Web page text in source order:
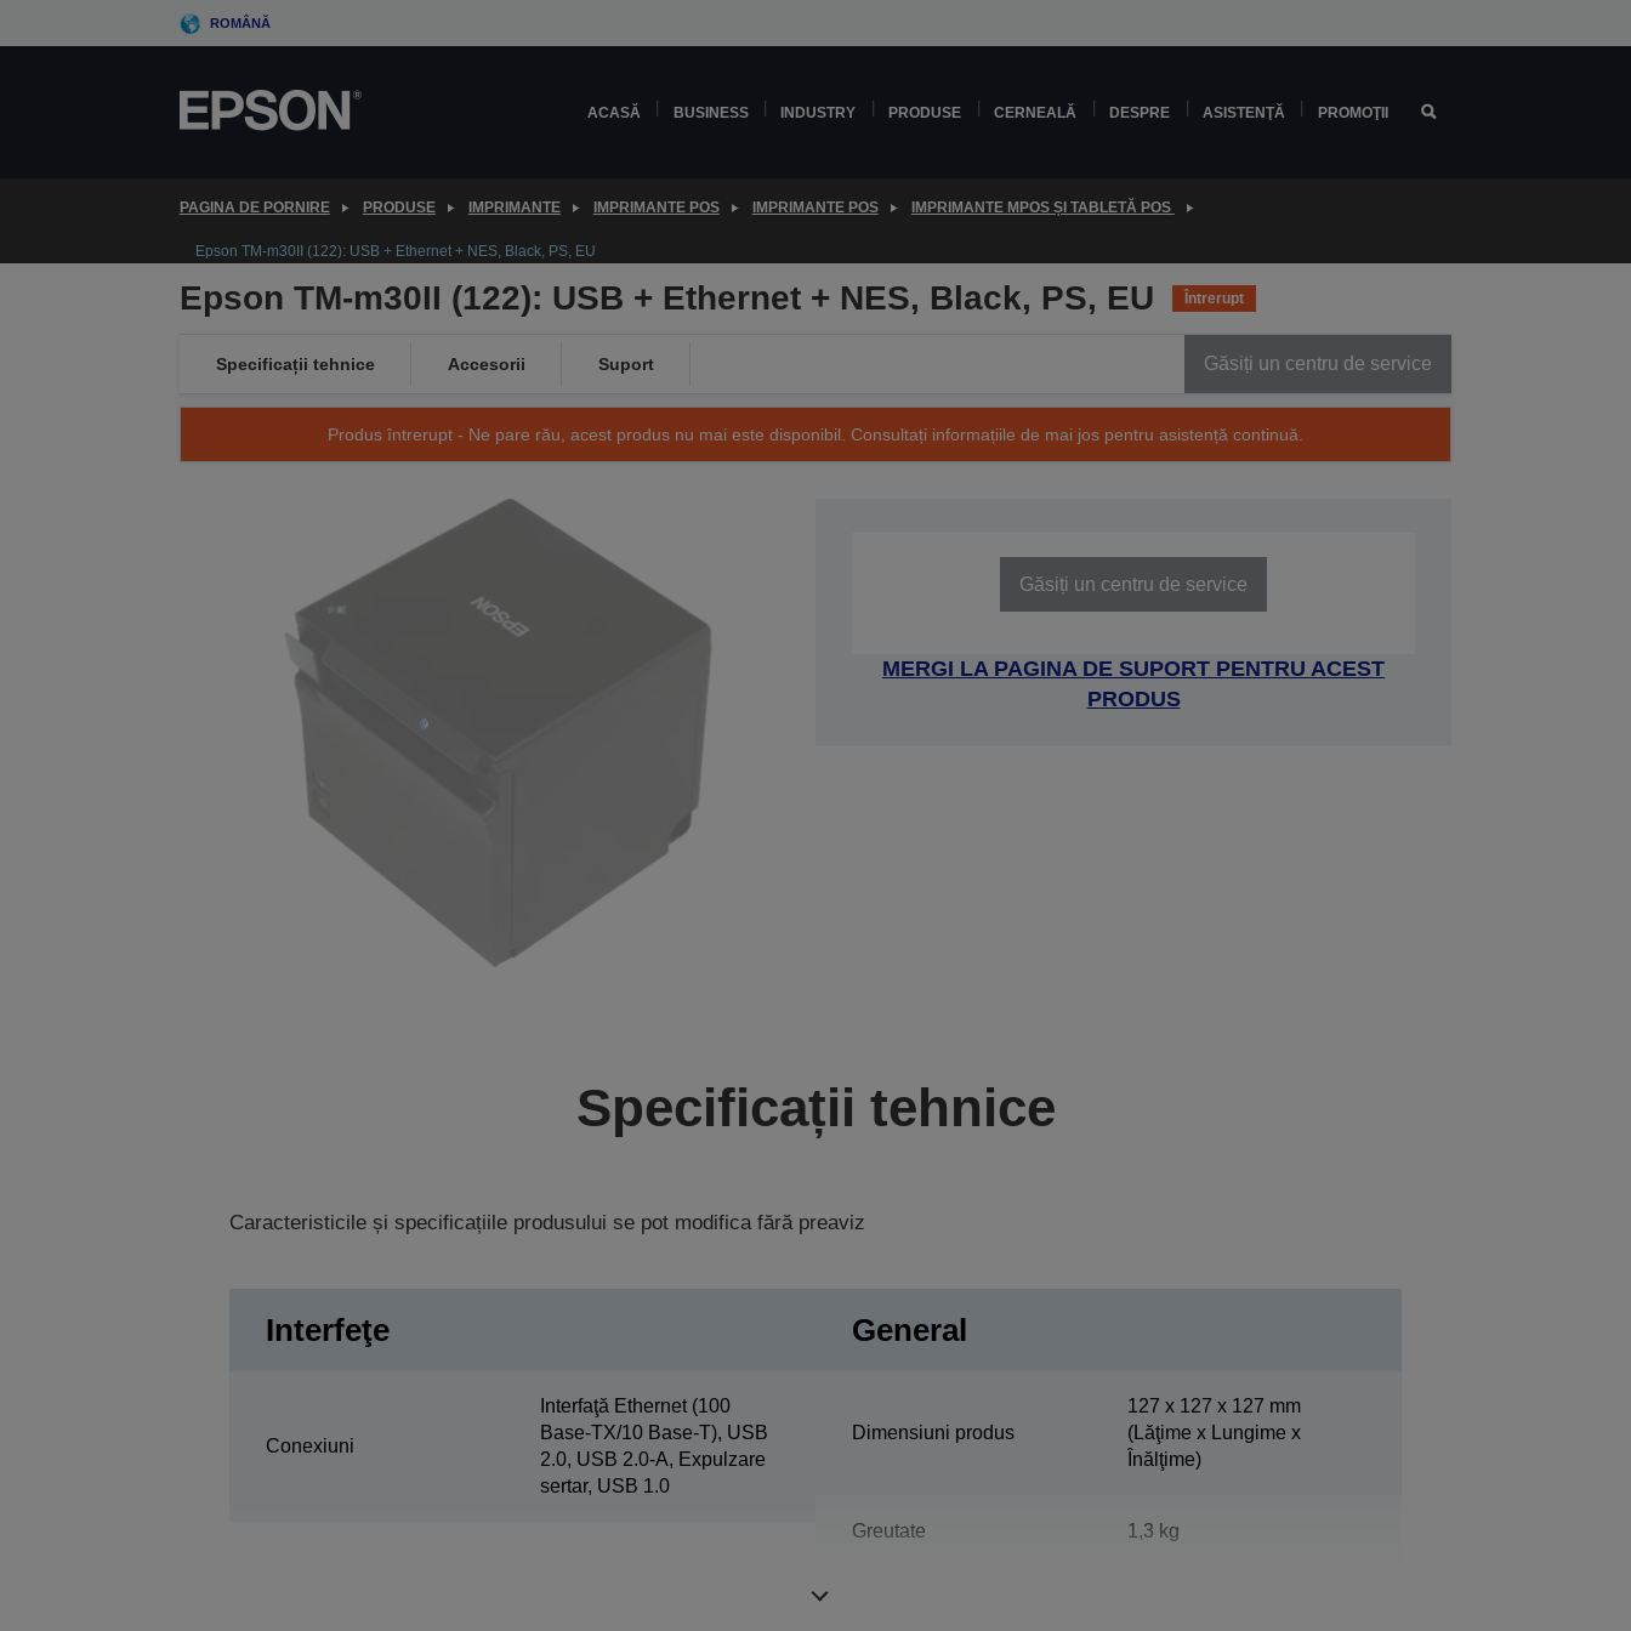
to
ROMÂNĂ
ACASĂ BUSINESS INDUSTRY PRODUSE CERNEALĂ DESPRE ASISTENŢĂ PROMOŢII
PAGINA DE PORNIRE PRODUSE IMPRIMANTE IMPRIMANTE POS IMPRIMANTE POS IMPRIMANTE MPOS ȘI TABLETĂ POS
Epson TM-m30II (122): USB + Ethernet + NES, Black, PS, EU
Epson TM-m30II (122): USB + Ethernet + NES, Black, PS, EU Întrerupt
Specificații tehnice Accesorii Suport Găsiți un centru de service
Produs întrerupt - Ne pare rău, acest produs nu mai este disponibil. Consultați informațiile de mai jos pentru asistență continuă.
Găsiți un centru de service
MERGI LA PAGINA DE SUPORT PENTRU ACEST
PRODUS
Specificații tehnice
Caracteristicile și specificațiile produsului se pot modifica fără preaviz
Interfeţe
Conexiuni
Interfaţă Ethernet (100
Base-TX/10 Base-T), USB
2.0, USB 2.0-A, Expulzare
sertar, USB 1.0
General
Dimensiuni produs
127‎ x 127 x 127 mm
(Lăţime x Lungime x
Înălţime)
Greutate 1,3 kg